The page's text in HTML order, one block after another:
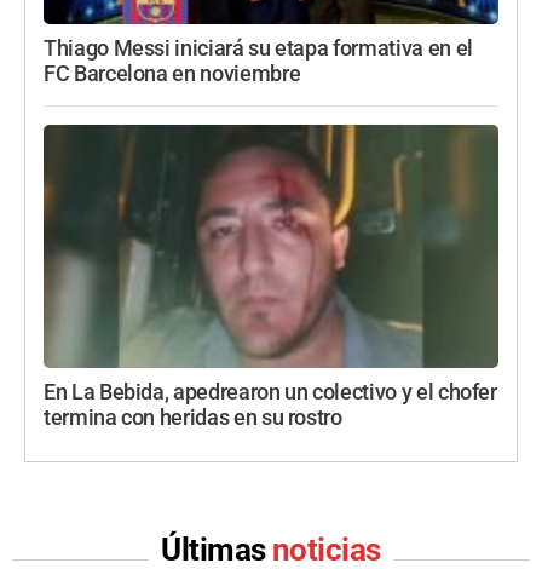
Thiago Messi iniciará su etapa formativa en el
FC Barcelona en noviembre
En La Bebida, apedrearon un colectivo y el chofer
termina con heridas en su rostro
Últimas noticias